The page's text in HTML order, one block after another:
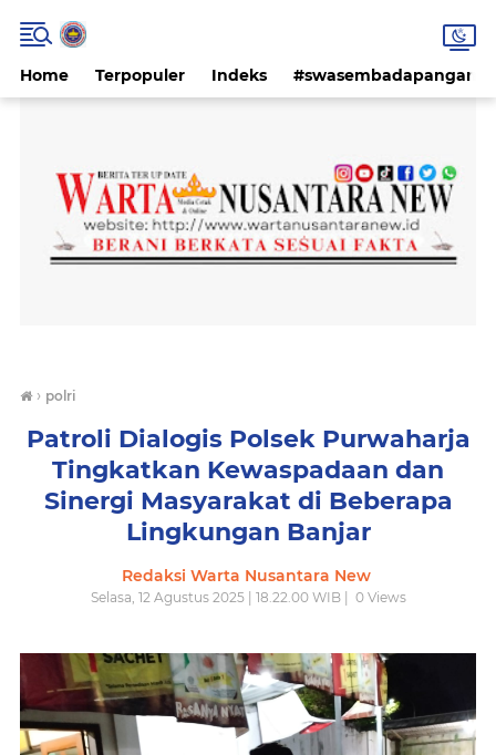
Home Terpopuler Indeks #swasembadapangan
› polri
Patroli Dialogis Polsek Purwaharja
Tingkatkan Kewaspadaan dan
Sinergi Masyarakat di Beberapa
Lingkungan Banjar
Redaksi Warta Nusantara New
Selasa, 12 Agustus 2025 | 18.22.00 WIB | 0Views